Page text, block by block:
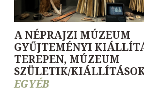
A NÉPRAJZI MÚZEUM
GYŰJTEMÉNYI
TEREPEN, MÚZEUM
SZÜLETIK/
EGYÉB